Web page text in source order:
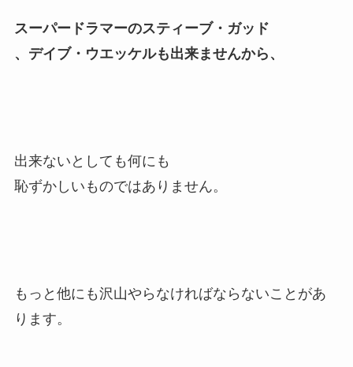
スーパードラマーのスティーブ・ガッド
、デイブ・ウエッケルも出来ませんから、
出来ないとしても何にも
恥ずかしいものではありません。
もっと他にも沢山やらなければならないことがあ
ります。